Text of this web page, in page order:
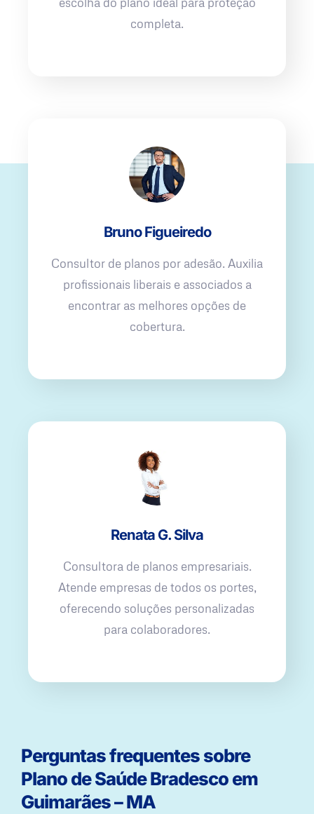
completa.
Bruno Figueiredo
Consultor de planos por adesão. Auxilia
profissionais liberais e associados a
encontrar as melhores opções de
cobertura.
Renata G. Silva
Consultora de planos empresariais.
Atende empresas de todos os portes,
oferecendo soluções personalizadas
para colaboradores.
Perguntas frequentes sobre
Plano de Saúde Bradesco em
Guimarães – MA